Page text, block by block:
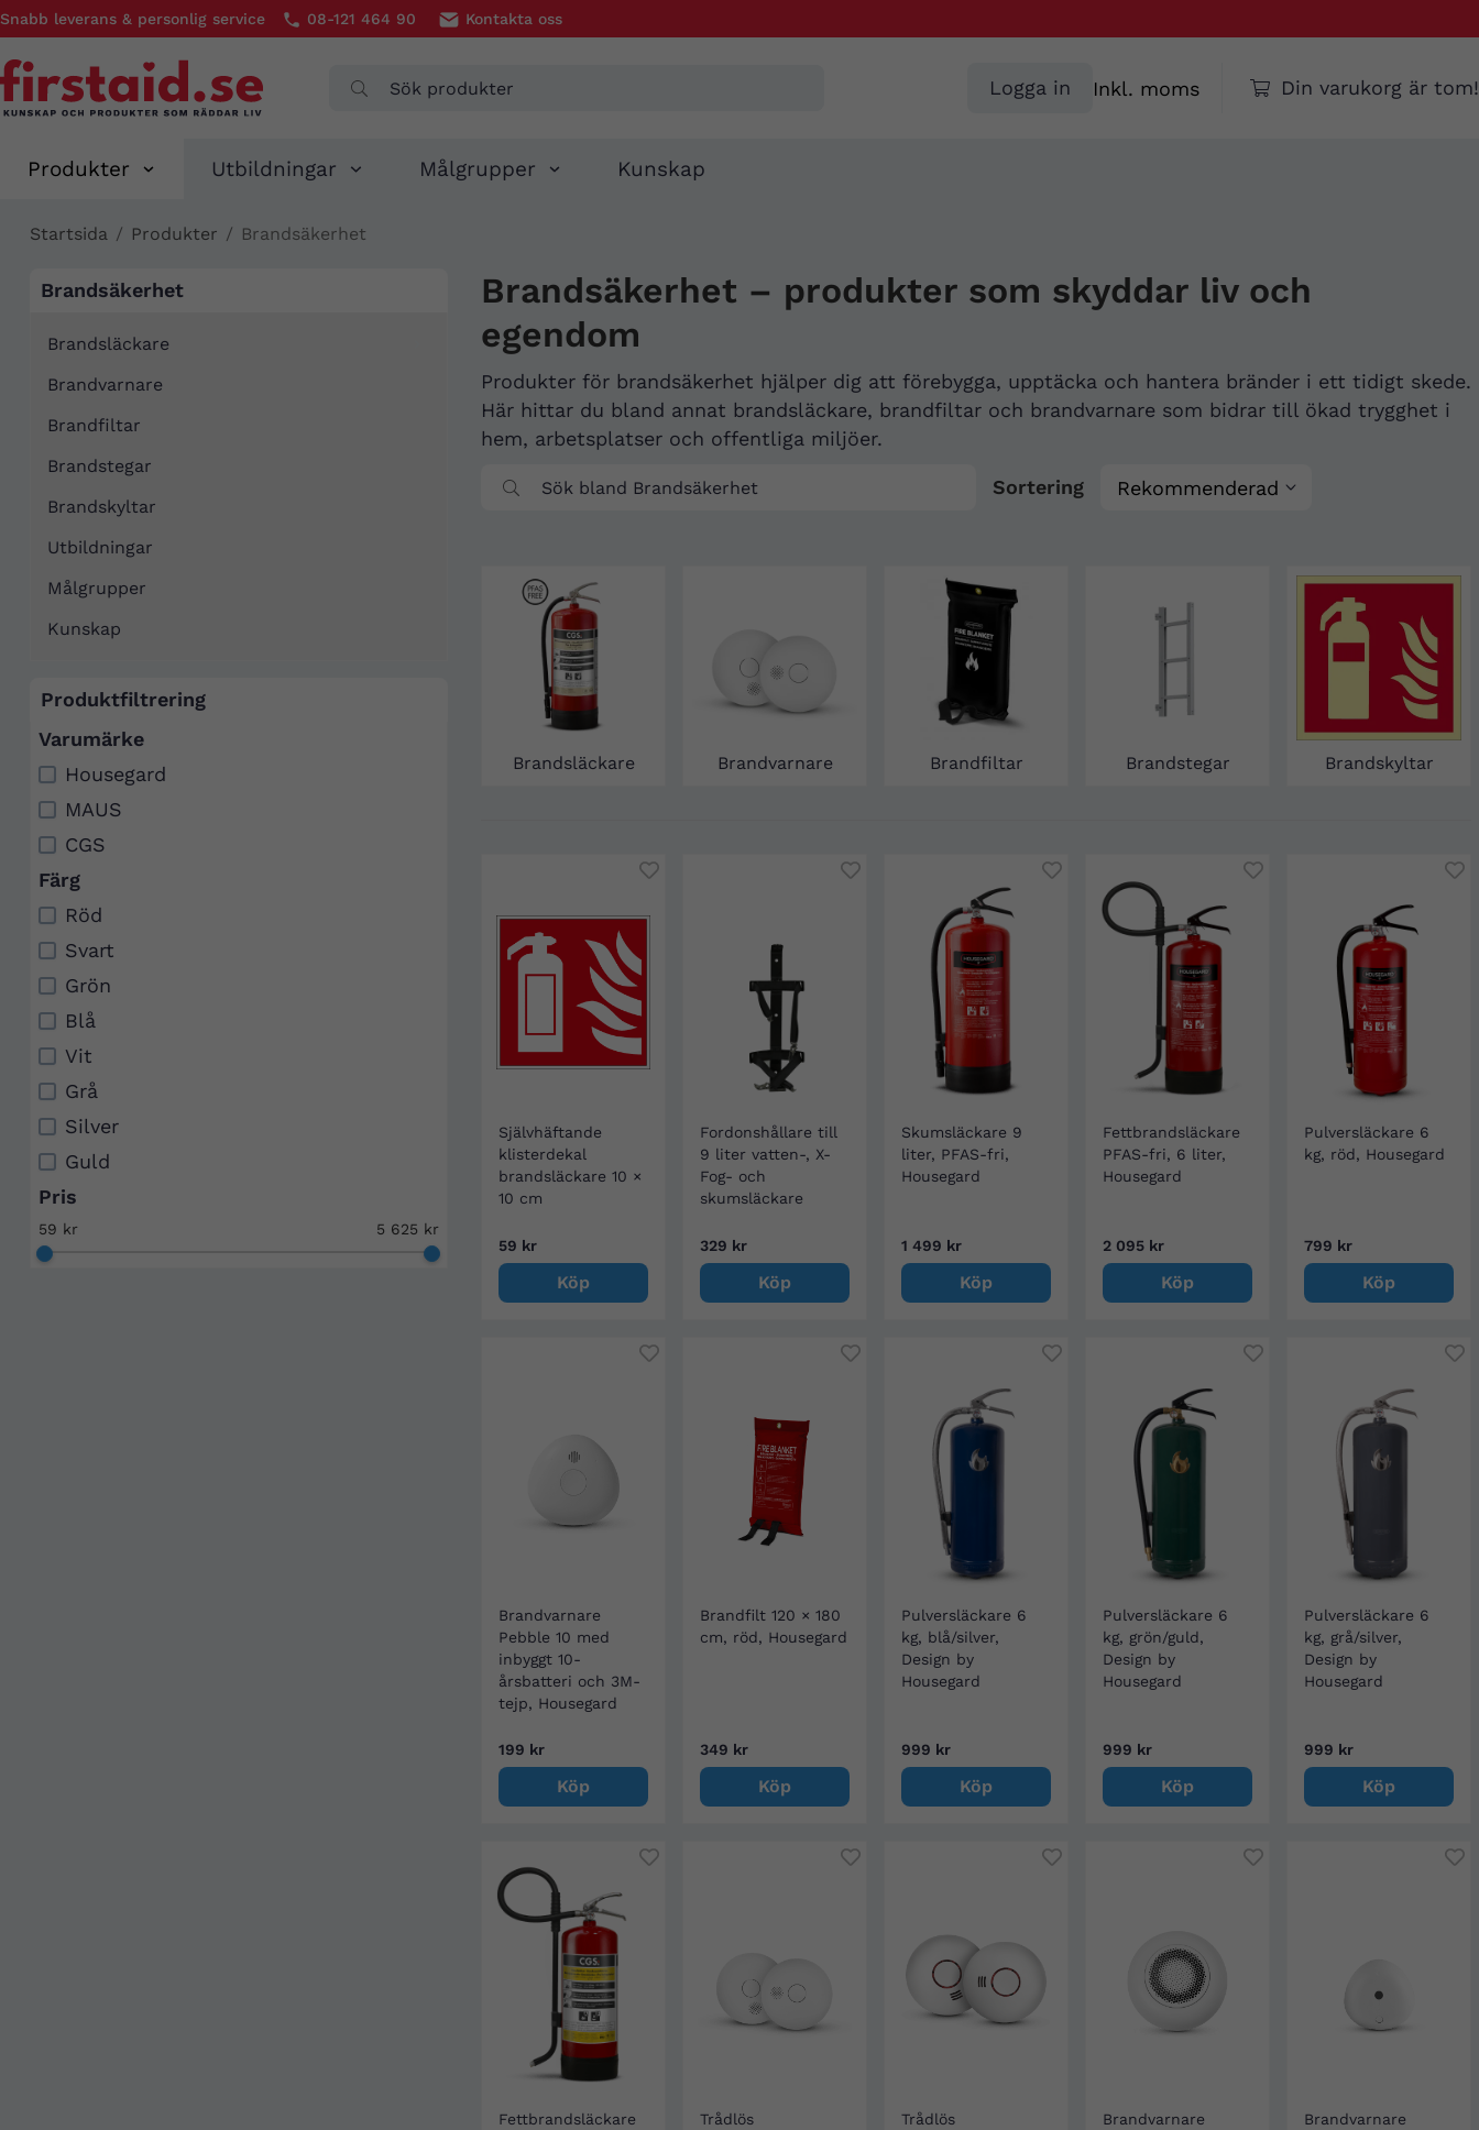
Snabb leverans & personlig service 08-121 464 90 Kontakta oss
Logga in
Välj
Din varukorg är tom!
Produkter Utbildningar Målgrupper Kunskap
Startsida / Produkter / Brandsäkerhet
Brandsäkerhet
Brandsläckare
Brandvarnare
Brandfiltar
Brandstegar
Brandskyltar
Utbildningar
Målgrupper
Kunskap
Produktfiltrering
Varumärke
Housegard
MAUS
CGS
Färg
Röd
Svart
Grön
Blå
Vit
Grå
Silver
Guld
Pris
59 kr 5 625 kr
Brandsäkerhet – produkter som skyddar liv och
egendom
Produkter för brandsäkerhet hjälper dig att förebygga, upptäcka och hantera bränder i ett tidigt skede.
Här hittar du bland annat brandsläckare, brandfiltar och brandvarnare som bidrar till ökad trygghet i
hem, arbetsplatser och offentliga miljöer.
Sortering
Brandsläckare Brandvarnare Brandfiltar Brandstegar Brandskyltar
Självhäftande
klisterdekal
brandsläckare 10 ×
10 cm
59 kr
Köp
Fordonshållare till
9 liter vatten-, X-
Fog- och
skumsläckare
329 kr
Köp
Skumsläckare 9
liter, PFAS-fri,
Housegard
1 499 kr
Köp
Fettbrandsläckare
PFAS-fri, 6 liter,
Housegard
2 095 kr
Köp
Pulversläckare 6
kg, röd, Housegard
799 kr
Köp
Brandvarnare
Pebble 10 med
inbyggt 10-
årsbatteri och 3M-
tejp, Housegard
199 kr
Köp
Brandfilt 120 × 180
cm, röd, Housegard
349 kr
Köp
Pulversläckare 6
kg, blå/silver,
Design by
Housegard
999 kr
Köp
Pulversläckare 6
kg, grön/guld,
Design by
Housegard
999 kr
Köp
Pulversläckare 6
kg, grå/silver,
Design by
Housegard
999 kr
Köp
Fettbrandsläckare
Trådlös
Trådlös
Brandvarnare
Brandvarnare